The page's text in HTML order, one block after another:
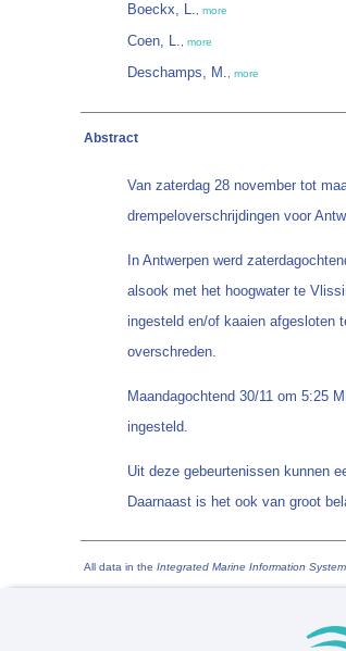
Boeckx, L. more
Coen, L. more
Deschamps, M. more
Abstract
Van zaterdag 28 november tot
drempeloverschrijdingen voor
In Antwerpen werd
alsook met het hoogwater te
ingesteld en/of kaaien afgesloten
overschreden.
Maandagochtend 30/11 om 5:25
ingesteld.
Uit deze gebeurtenissen kunnen
Daarnaast is het ook van groot
All data in the Integrated Marine Information System